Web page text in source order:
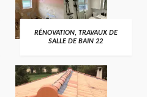
RÉNOVATION, TRAVAUX DE
SALLE DE BAIN 22